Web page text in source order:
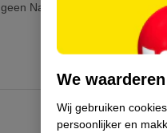
Nature Impact Score.
We
Wij gebruiken
persoonlijker en